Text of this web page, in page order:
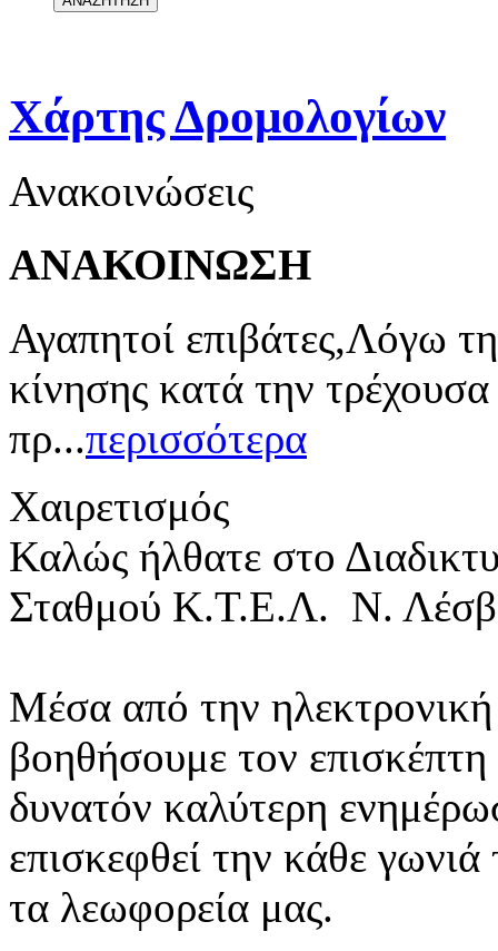
Χάρτης Δρομολογίων
Ανακοινώσεις
ΑΝΑΚΟΙΝΩΣΗ
Αγαπητοί επιβάτες,Λόγω
κίνησης κατά την
πρ...περισσότερα
Χαιρετισμός
Καλώς ήλθατε στο
Σταθμού Κ.Τ.Ε.Λ. Ν.
Μέσα από την ηλεκτρονική
βοηθήσουμε τον
δυνατόν καλύτερη
επισκεφθεί την κάθε
τα λεωφορεία μας.